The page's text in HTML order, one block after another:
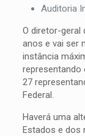
Auditoria
O diretor-geral
anos e vai ser
instância
representando
27
Federal.
Haverá uma
Estados e dos